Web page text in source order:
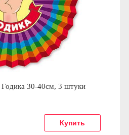
30-40см, 3 штуки